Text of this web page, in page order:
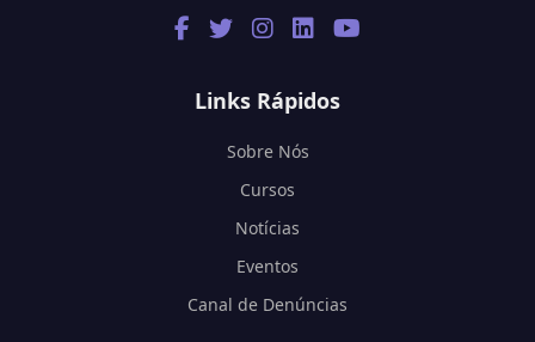
Links Rápidos
Sobre Nós
Cursos
Notícias
Eventos
Canal de Denúncias